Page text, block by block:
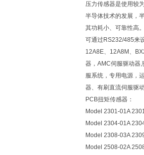
压力传感器是使用较
半导体技术的发展，
其功耗小、可靠性高
可通过RS232/485来
12A8E、12A8M、
器，AMC伺服驱动器
服系统，专用电源，
器、有刷直流伺服驱
PCB扭矩传感器：
Model 2301-01A
Model 2304-01A
Model 2308-03A
Model 2508-02A